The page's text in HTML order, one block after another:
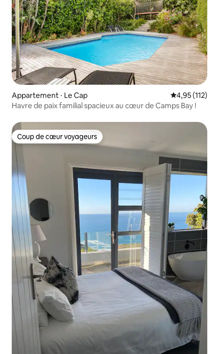
Appartement ⋅ Le Cap Évaluation
4,95 (112)
Havre de paix familial spacieux au cœur de Camps Bay !
Coup de cœur voyageurs
Coup de cœur voyageurs